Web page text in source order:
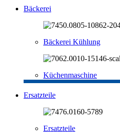
Bäckerei
Bäckerei Kühlung
Küchenmaschine
Ersatzteile
Ersatzteile